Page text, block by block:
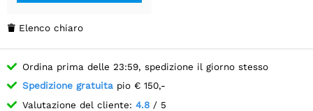
 Elenco chiaro
Ordina prima delle 23:59, spedizione il giorno stesso
Spedizione gratuita pio € 150,-
Valutazione del cliente: 4.8 / 5